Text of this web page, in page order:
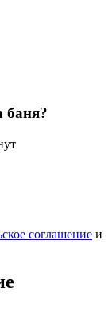
баня?
соглашение и